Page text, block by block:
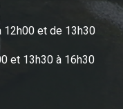
12h00 et de 13h30
et 13h30 à 16h30